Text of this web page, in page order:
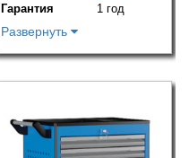
Гарантия
1 год
Развернуть